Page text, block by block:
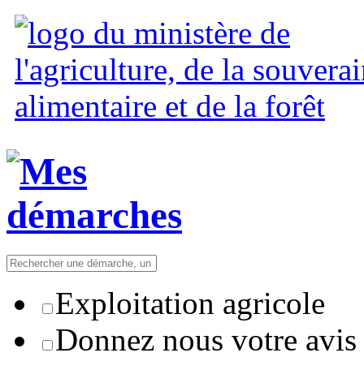
Exploitation agricole
Donnez nous votre avis